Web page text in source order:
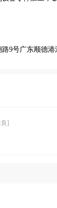
9号广东顺德港
]